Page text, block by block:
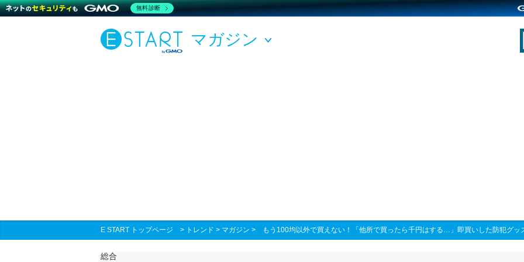
マガジン
E START トップページ > トレンド > マガジン > もう100均以外で買えない！「他所で買ったら千円はする…」即買いした防犯グッ
総合
無料診断